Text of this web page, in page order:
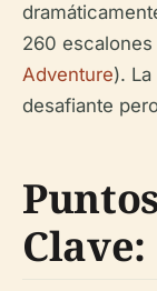
260
Adventure).
desafiante
Clave: